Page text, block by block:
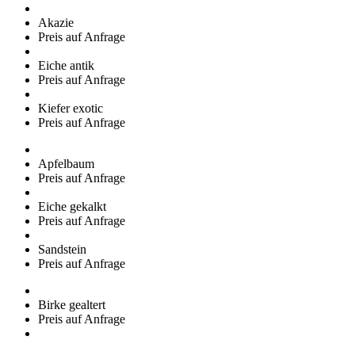
Akazie
Preis auf Anfrage
Eiche antik
Preis auf Anfrage
Kiefer exotic
Preis auf Anfrage
Apfelbaum
Preis auf Anfrage
Eiche gekalkt
Preis auf Anfrage
Sandstein
Preis auf Anfrage
Birke gealtert
Preis auf Anfrage